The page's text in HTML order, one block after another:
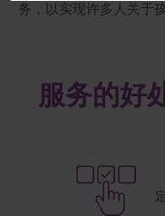
务，以实现许多人关于
服务的好